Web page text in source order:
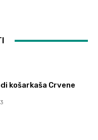
košarkaša Crvene